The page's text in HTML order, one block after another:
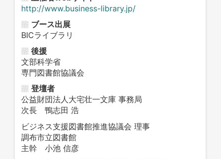
http://www.business-library.jp/
ブース出展
BICライブラリ
後援
文部科学省
専門図書館協議会
登壇者
公益財団法人大宅壮一文庫 事務局
次長 鴨志田 浩
ビジネス支援図書館推進協議会 理事
調布市立図書館
主幹 小池 信彦